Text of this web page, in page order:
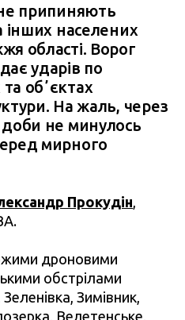
не припиняють
інших населених
області. Ворог
ударів по
обʼєктах
На жаль, через
не минулось
мирного
Прокудін
дроновими
обстрілами
Зимівник,
Велетенське,